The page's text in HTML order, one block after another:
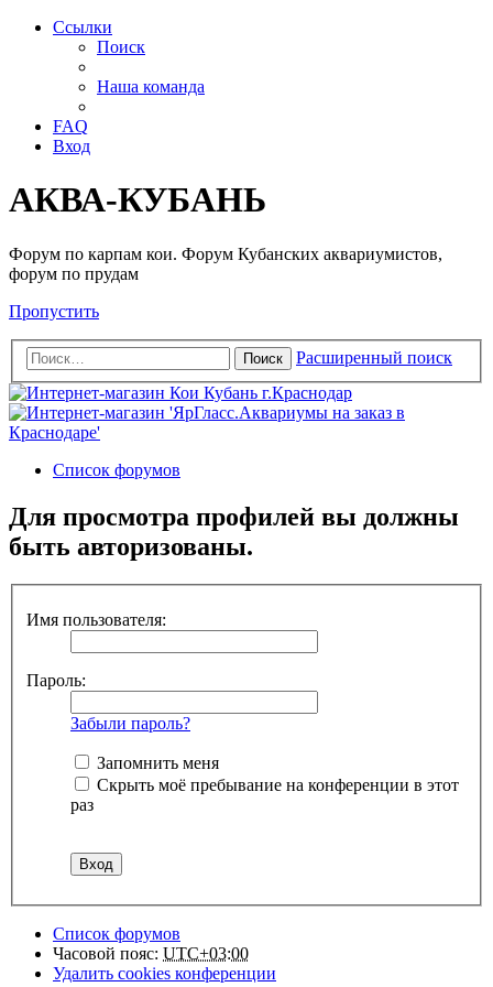
Ссылки
Поиск
Наша команда
FAQ
Вход
АКВА-КУБАНЬ
Форум по карпам кои. Форум Кубанских аквариумистов,
форум по прудам
Пропустить
Поиск Расширенный поиск
Список форумов
Для просмотра профилей вы должны
быть авторизованы.
Имя пользователя:
Пароль:
Забыли пароль?
Запомнить меня
Скрыть моё пребывание на конференции в этот
раз
Список форумов
Часовой пояс: UTC+03:00
Удалить cookies конференции